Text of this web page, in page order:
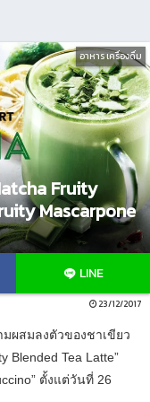
Fruity
Mascarpone
อาหาร เครื่องดื่ม
LINE
23/12/2017
ผสมลงตัวของชาเขียว
Blended Tea Latte”
ตั้งแต่วันที่ 26